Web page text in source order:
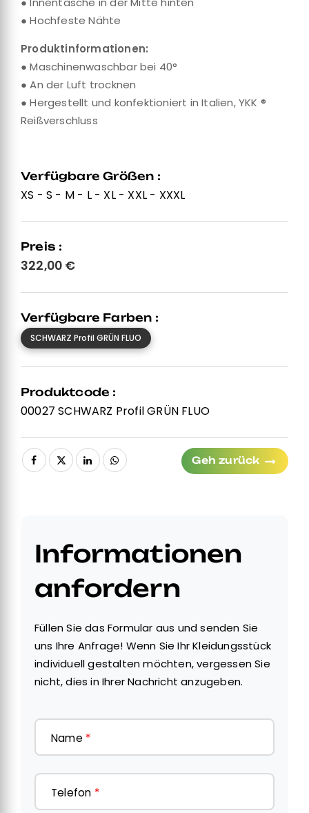
● Hochfeste Nähte
Produktinformationen:
● Maschinenwaschbar bei 40°
● An der Luft trocknen
● Hergestellt und konfektioniert in Italien, YKK ®
Reißverschluss
Verfügbare Größen :
XS - S - M - L - XL - XXL - XXXL
Preis :
322,00 €
Verfügbare Farben :
SCHWARZ Profil GRÜN FLUO
Produktcode :
00027 SCHWARZ Profil GRÜN FLUO
Geh zurück
Informationen
anfordern
Füllen Sie das Formular aus und senden Sie
uns Ihre Anfrage! Wenn Sie Ihr Kleidungsstück
individuell gestalten möchten, vergessen Sie
nicht, dies in Ihrer Nachricht anzugeben.
Name *
Telefon *